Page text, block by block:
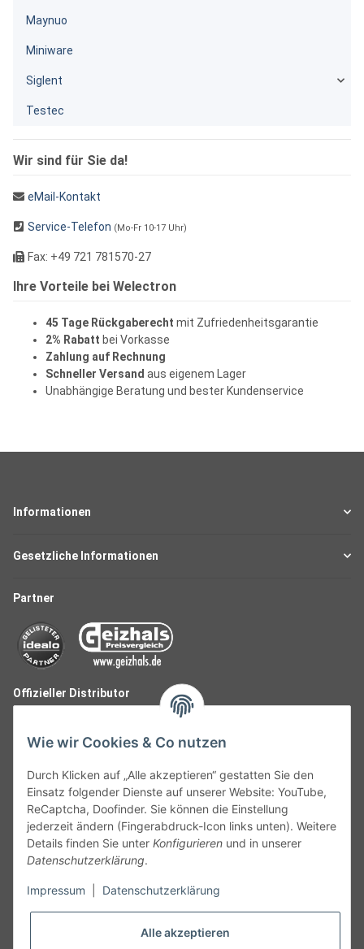
Maynuo
Miniware
Siglent
Testec
Wir sind für Sie da!
eMail-Kontakt
Service-Telefon (Mo-Fr 10-17 Uhr)
Fax: +49 721 781570-27
Ihre Vorteile bei Welectron
45 Tage Rückgaberecht mit Zufriedenheitsgarantie
2% Rabatt bei Vorkasse
Zahlung auf Rechnung
Schneller Versand aus eigenem Lager
Unabhängige Beratung und bester Kundenservice
Informationen
Gesetzliche Informationen
Partner
Offizieller Distributor
Follow Us
Wie wir Cookies & Co nutzen
Durch Klicken auf „Alle akzeptieren“ gestatten Sie den
Einsatz folgender Dienste auf unserer Website: YouTube,
ReCaptcha, Doofinder. Sie können die Einstellung
jederzeit ändern (Fingerabdruck-Icon links unten). Weitere
Details finden Sie unter Konfigurieren und in unserer
Datenschutzerklärung.
Impressum Datenschutzerklärung
Alle akzeptieren